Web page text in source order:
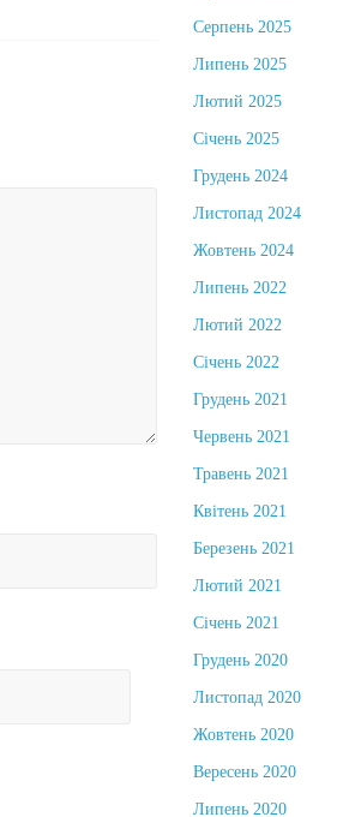
Серпень 2025
Липень 2025
Лютий 2025
Січень 2025
Грудень 2024
Листопад 2024
Жовтень 2024
Липень 2022
Лютий 2022
Січень 2022
Грудень 2021
Червень 2021
Травень 2021
Квітень 2021
Березень 2021
Лютий 2021
Січень 2021
Грудень 2020
Листопад 2020
Жовтень 2020
Вересень 2020
Липень 2020